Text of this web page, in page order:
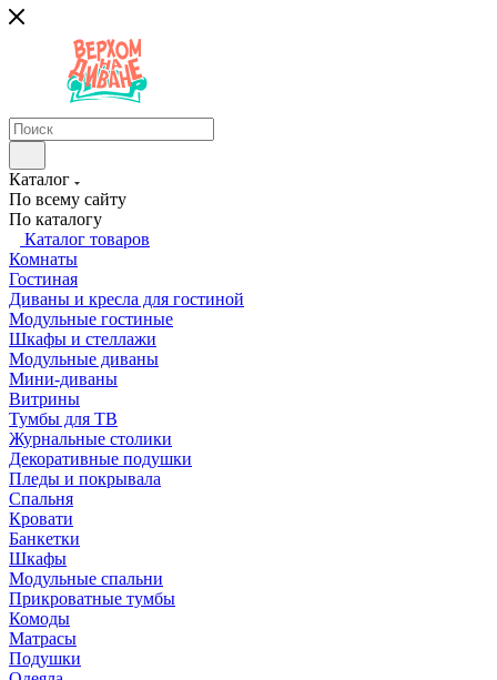
Каталог
По всему сайту
По каталогу
Каталог товаров
Комнаты
Гостиная
Диваны и кресла для гостиной
Модульные гостиные
Шкафы и стеллажи
Модульные диваны
Мини-диваны
Витрины
Тумбы для ТВ
Журнальные столики
Декоративные подушки
Пледы и покрывала
Спальня
Кровати
Банкетки
Шкафы
Модульные спальни
Прикроватные тумбы
Комоды
Матрасы
Подушки